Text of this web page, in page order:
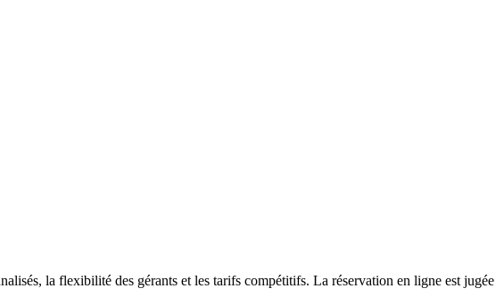
la flexibilité des gérants et les tarifs compétitifs. La réservation en ligne est jugée